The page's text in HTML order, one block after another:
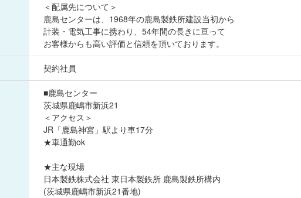
＜配属先について＞
鹿島センターは、1968年の鹿島製鉄所建設当初から
計装・電気工事に携わり、54年間の長きに亘って
お客様からも高い評価と信頼を頂いております。
契約社員
■鹿島センター
茨城県鹿嶋市新浜21
＜アクセス＞
JR「鹿島神宮」駅より車17分
★車通勤ok
★主な現場
日本製鉄株式会社 東日本製鉄所 鹿島製鉄所構内
(茨城県鹿嶋市新浜21番地)